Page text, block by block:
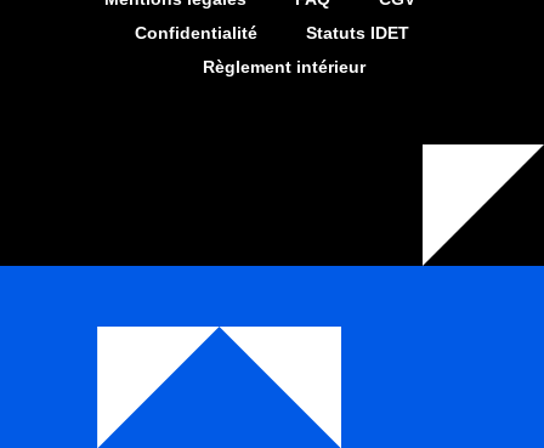
Confidentialité
Statuts IDET
Règlement intérieur